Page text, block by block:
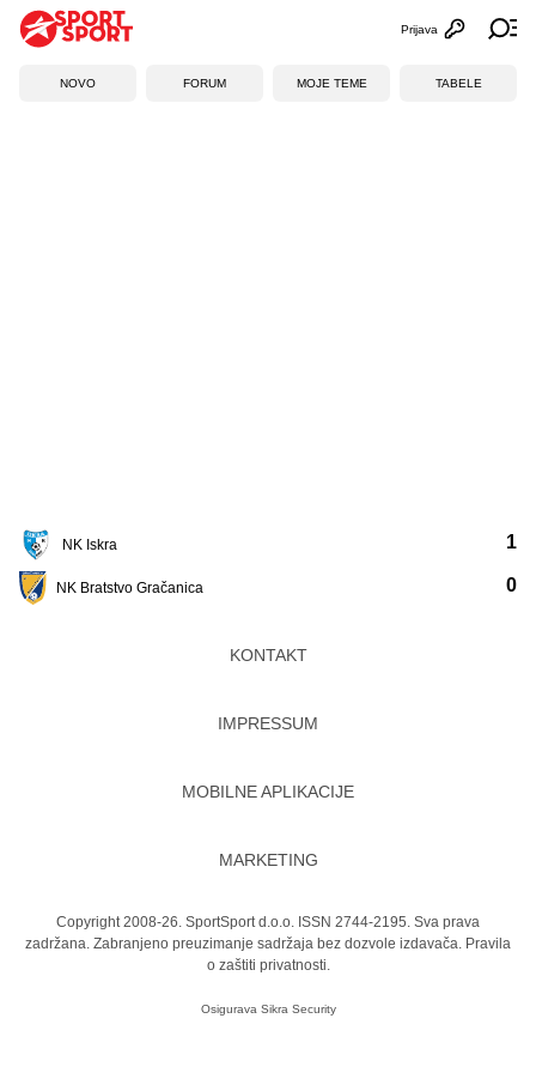
Otvori
Prijava
NOVO FORUM MOJE TEME TABELE
NK Iskra
NK Bratstvo Gračanica
1
0
KONTAKT
IMPRESSUM
MOBILNE APLIKACIJE
MARKETING
Copyright 2008-26. SportSport d.o.o. ISSN 2744-2195. Sva prava
zadržana. Zabranjeno preuzimanje sadržaja bez dozvole izdavača. Pravila
o zaštiti privatnosti.
Osigurava Sikra Security